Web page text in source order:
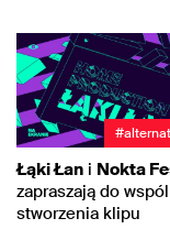
Łąki Łan i Nokta
zapraszają do
stworzenia klipu